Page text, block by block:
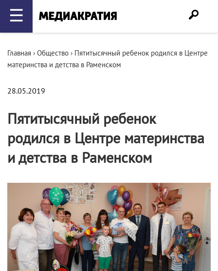
☰
Главная › Общество › Пятитысячный ребенок родился в Центре
материнства и детства в Раменском
28.05.2019
Пятитысячный ребенок
родился в Центре материнства
и детства в Раменском